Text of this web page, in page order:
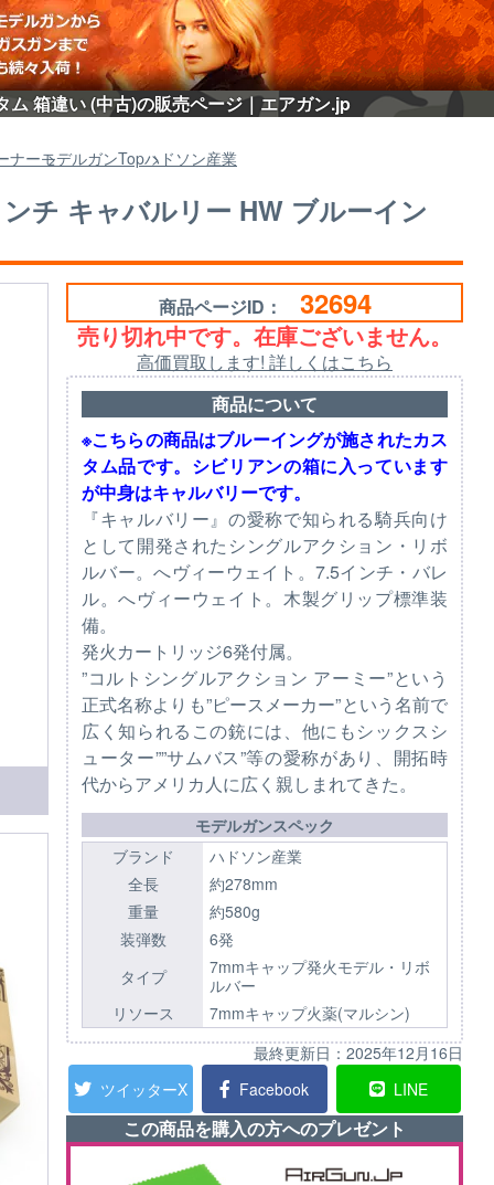
箱違い (中古)の販売ページ｜エアガン.jp
ナーモデルガンTopハドソン産業
チ キャバルリー HW ブルーイン
商品ページID： 32694
売り切れ中です。在庫ございません。
高価買取します! 詳しくはこちら
商品について
※こちらの商品はブルーイングが施されたカス
タム品です。シビリアンの箱に入っています
が中身はキャルバリーです。
『キャルバリー』の愛称で知られる騎兵向け
として開発されたシングルアクション・リボ
ルバー。へヴィーウェイト。7.5インチ・バレ
ル。へヴィーウェイト。木製グリップ標準装
備。
発火カートリッジ6発付属。
”コルトシングルアクション アーミー”という
正式名称よりも”ピースメーカー”という名前で
広く知られるこの銃には、他にもシックスシ
ューター””サムバス”等の愛称があり、開拓時
代からアメリカ人に広く親しまれてきた。
モデルガンスペック
ブランド
ハドソン産業
全長
約278mm
重量
約580g
装弾数
6発
タイプ
7mmキャップ発火モデル・リボ
ルバー
リソース
7mmキャップ火薬(マルシン)
最終更新日： 2025年12月16日
ツイッターX
Facebook LINE
この商品を購入の方へのプレゼント